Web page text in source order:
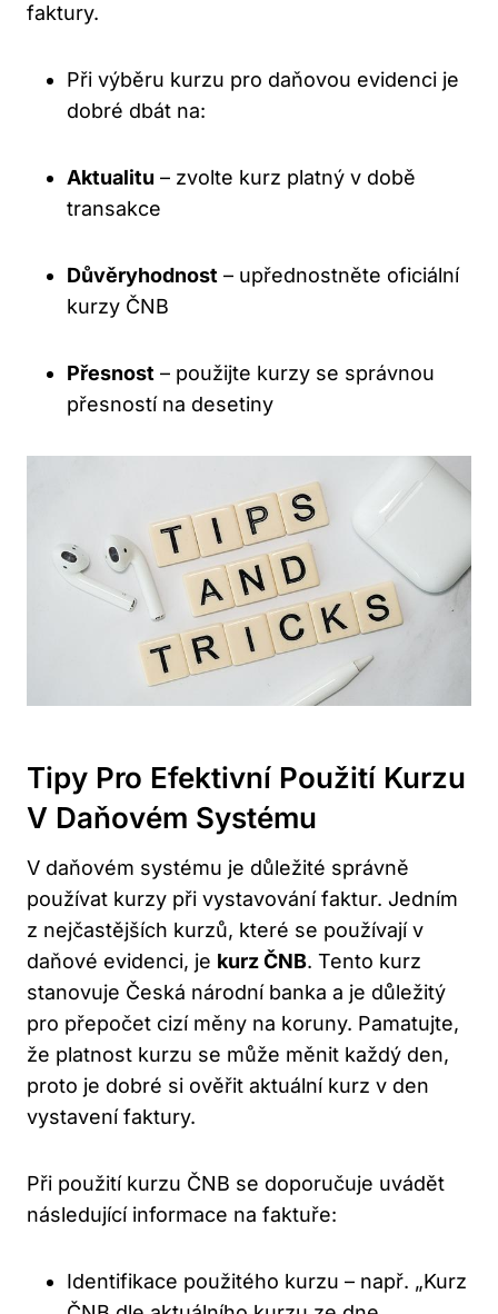
faktury.
Při výběru kurzu pro daňovou evidenci je
dobré dbát na:
Aktualitu – zvolte kurz platný v době
transakce
Důvěryhodnost – upřednostněte oficiální
kurzy ČNB
Přesnost – použijte kurzy se správnou
přesností na desetiny
Tipy Pro Efektivní Použití Kurzu
V Daňovém Systému
V daňovém systému je důležité správně
používat kurzy při vystavování faktur. Jedním
z nejčastějších kurzů, které se používají v
daňové evidenci, je kurz ČNB. Tento kurz
stanovuje Česká národní banka a je důležitý
pro přepočet cizí měny na koruny. Pamatujte,
že platnost kurzu se může měnit každý den,
proto je dobré si ověřit aktuální kurz v den
vystavení faktury.
Při použití kurzu ČNB se doporučuje uvádět
následující informace na faktuře:
Identifikace použitého kurzu – např. „Kurz